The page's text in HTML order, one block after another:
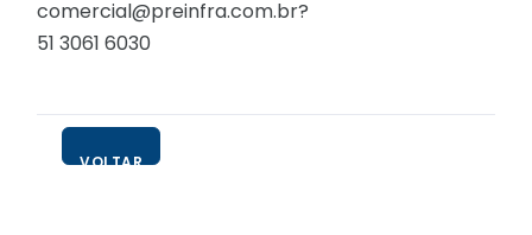
comercial@preinfra.com.br?
51 3061 6030
VOLTAR